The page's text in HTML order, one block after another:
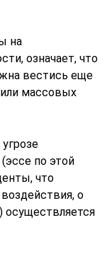
на
означает, что
вестись еще
массовых
по этой
что
о
осуществляется